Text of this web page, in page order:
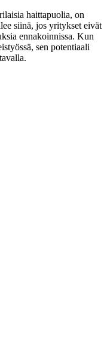
haittapuolia, on
siinä, jos yritykset eivät
ennakoinnissa. Kun
sen potentiaali